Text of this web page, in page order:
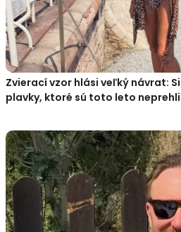
Zvierací vzor hlási veľký návrat:
plavky, ktoré sú toto leto